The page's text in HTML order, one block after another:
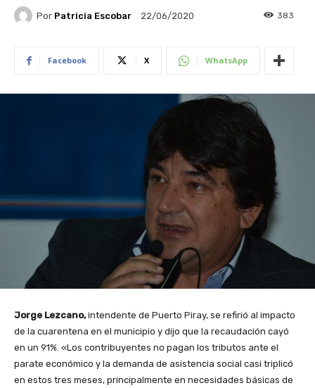
Por Patricia Escobar 22/06/2020 383
Facebook X WhatsApp
Jorge Lezcano,intendente de Puerto Piray, se refirió al impacto
de la cuarentena en el municipio y dijo que la recaudación cayó
en un 91%. «Los contribuyentes no pagan los tributos ante el
parate económico y la demanda de asistencia social casi triplicó
en estos tres meses, principalmente en necesidades básicas de